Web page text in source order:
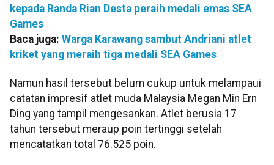
kepada Randa Rian Desta peraih medali emas SEA
Games
Baca juga: Warga Karawang sambut Andriani atlet
kriket yang meraih tiga medali SEA Games
Namun hasil tersebut belum cukup untuk melampaui
catatan impresif atlet muda Malaysia Megan Min Ern
Ding yang tampil mengesankan. Atlet berusia 17
tahun tersebut meraup poin tertinggi setelah
mencatatkan total 76.525 poin.